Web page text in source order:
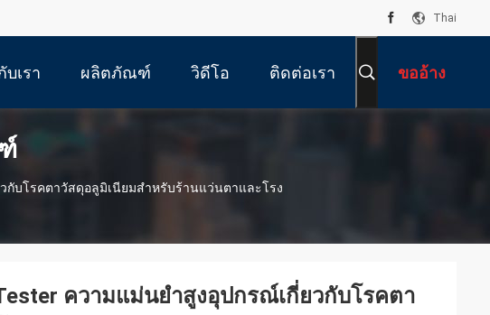
Thai
บเรา ผลิตภัณฑ์ วิดีโอ ติดต่อเรา ขออ้าง
กับโรคตาวัสดุอลูมิเนียมสำหรับร้านแว่นตาและโรง
ความแม่นยำสูงอุปกรณ์เกี่ยวกับโรคตา